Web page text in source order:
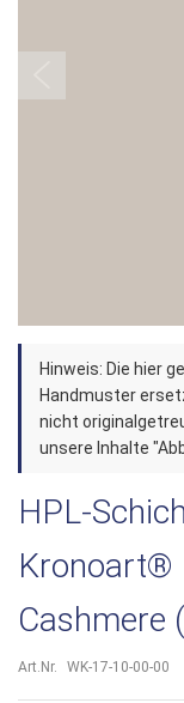
Zum
Anfang
der
Bildergalerie
Hinweis: Die hier
Handmuster
nicht
unsere Inhalte
HPL-
Kronoart®
Cashmere
Art.Nr. WK-17-10-00-00